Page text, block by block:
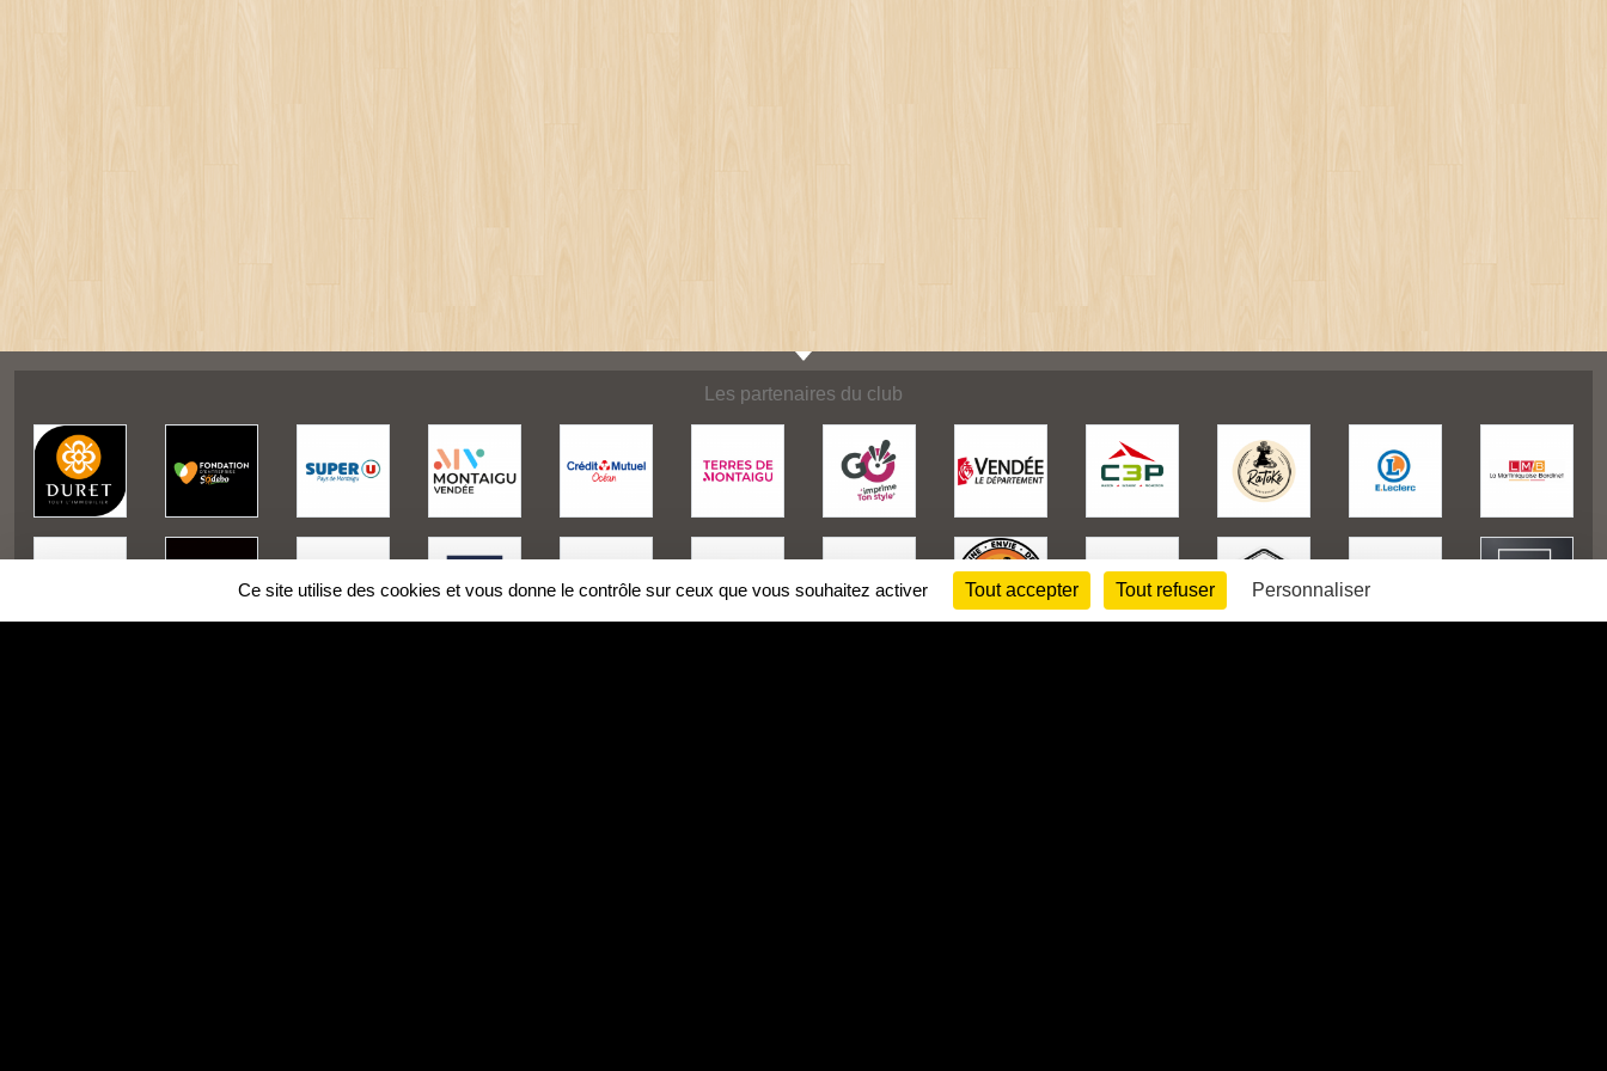
Les partenaires du club
Ce site utilise des cookies et vous donne le contrôle sur ceux que vous souhaitez activer Tout accepter Tout refuser Personnaliser